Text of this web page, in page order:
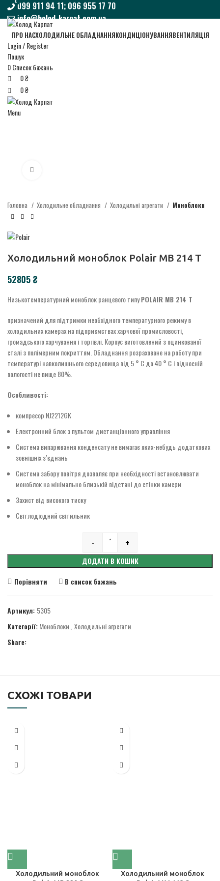
099 911 94 11; 096 955 17 70
info@holod-karpat.com.ua
099 911 94 11; 096 955 17 70
info@holod-karpat.com.ua
ПРО НАСХОЛОДИЛЬНЕ ОБЛАДНАННЯКОНДИЦІОНУВАННЯВЕНТИЛЯЦІЯ
Login / Register
Пошук
0Список бажань
0₴
0₴
Menu
Головна Холодильне обладнання Холодильні агрегати Моноблоки
Холодильний моноблок Polair MB 214 T
₴
Низькотемпературний моноблок ранцевого типуPOLAIR MB 214 T
призначений для підтримки необхідного температурного режиму в
холодильних камерах на підприємствах харчової промисловості,
громадського харчування і торгівлі. Корпус виготовлений з оцинкованої
сталі з полімерним покриттям. Обладнання розраховане на роботу при
температурі навколишнього середовища від 5 ° С до 40 ° С і відносній
вологості не вище 80%.
Особливості:
компресор NJ2212GK
Електронний блок з пультом дистанціонного управління
Система випарювання конденсату не вимагає яких-небудь додаткових
зовнішніх з’єднань
Система забору повітря дозволяє при необхідності встановлювати
моноблок на мінімально близькій відстані до стінки камери
Захист від високого тиску
Світлодіодний світильник
Quantity
- +
ДОДАТИ В КОШИК
Порівняти
В список бажань
Артикул: 5305
Категорії: Моноблоки Холодильні агрегати
Share:
СХОЖІ ТОВАРИ
Холодильний моноблок
Холодильний моноблок